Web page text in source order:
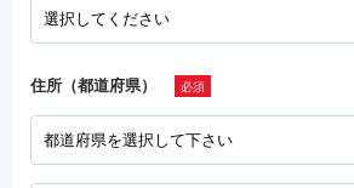
住所（都道府県）